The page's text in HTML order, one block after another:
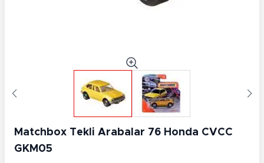
Matchbox Tekli Arabalar 76 Honda CVCC
GKM05